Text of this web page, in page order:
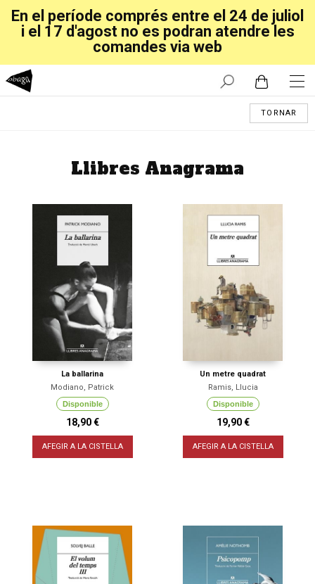
En el període comprés entre el 24 de juliol
i el 17 d'agost no es podran atendre les
comandes via web
TORNAR
Llibres Anagrama
La ballarina
Modiano, Patrick
Disponible
18,90 €
AFEGIR A LA CISTELLA
Un metre quadrat
Ramis, Llucia
Disponible
19,90 €
AFEGIR A LA CISTELLA